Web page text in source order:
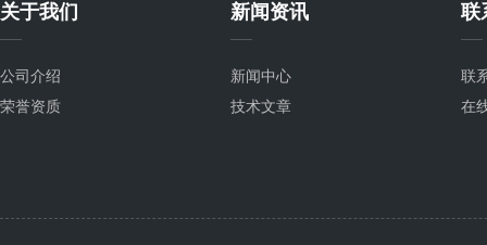
关于我们
公司介绍
荣誉资质
新闻资讯
新闻中心
技术文章
联
联
在